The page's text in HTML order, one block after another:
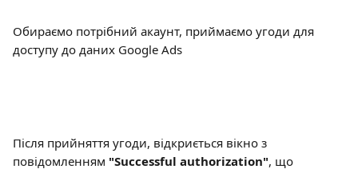
Обираємо потрібний акаунт, приймаємо угоди для
доступу до даних Google Ads
Після прийняття угоди, відкриється вікно з
повідомленням "Successful authorization", що